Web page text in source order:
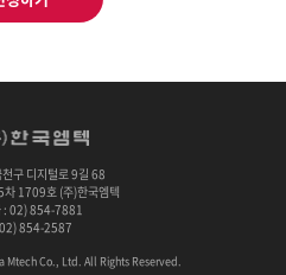
구 디지털로 9길 68
차 1709호 (주)한국엠텍
: 02) 854-7881
854-2587
Co., Ltd. All Rights Reserved.